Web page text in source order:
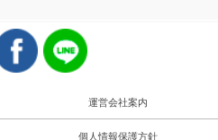
運営会社案内
個人情報保護方針